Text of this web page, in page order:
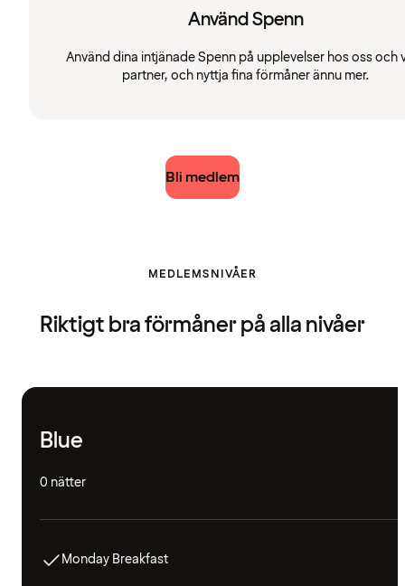
Använd Spenn
Använd dina intjänade Spenn på upplevelser hos oss och
partner, och nyttja fina förmåner ännu mer.
Bli medlem
MEDLEMSNIVÅER
Riktigt bra förmåner på alla nivåer
Blue
0 nätter
Monday Breakfast